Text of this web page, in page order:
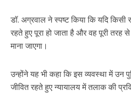
डॉ. अग्रवाल ने स्पष्ट किया कि यदि किसी
रहते हुए पूरा हो जाता है और वह पूरी तरह
माना जाएगा।
उन्होंने यह भी कहा कि इस व्यवस्था में उन
जीवित रहते हुए न्यायालय में तलाक की